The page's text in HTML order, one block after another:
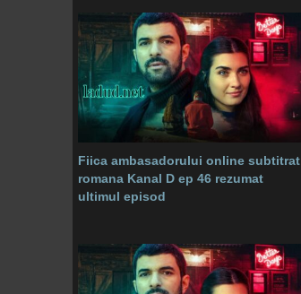
Fiica ambasadorului online subtitrat
romana Kanal D ep 46 rezumat
ultimul episod